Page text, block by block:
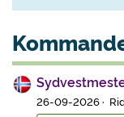
26-09-2026 ·